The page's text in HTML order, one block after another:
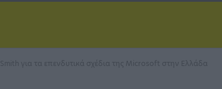
για τα επενδυτικά σχέδια της Microsoft στην Ελλάδα